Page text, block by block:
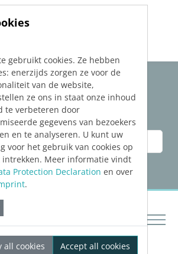
24 для AutoCAD
здание и
gebruikt cookies. Ze hebben
enerzijds zorgen ze voor de
van de website,
ze ons in staat onze inhoud
te verbeteren door
gegevens van bezoekers
en te analyseren. U kunt uw
voor het gebruik van cookies op
intrekken. Meer informatie vindt
Protection Declaration en over
.
all cookies Accept all cookies